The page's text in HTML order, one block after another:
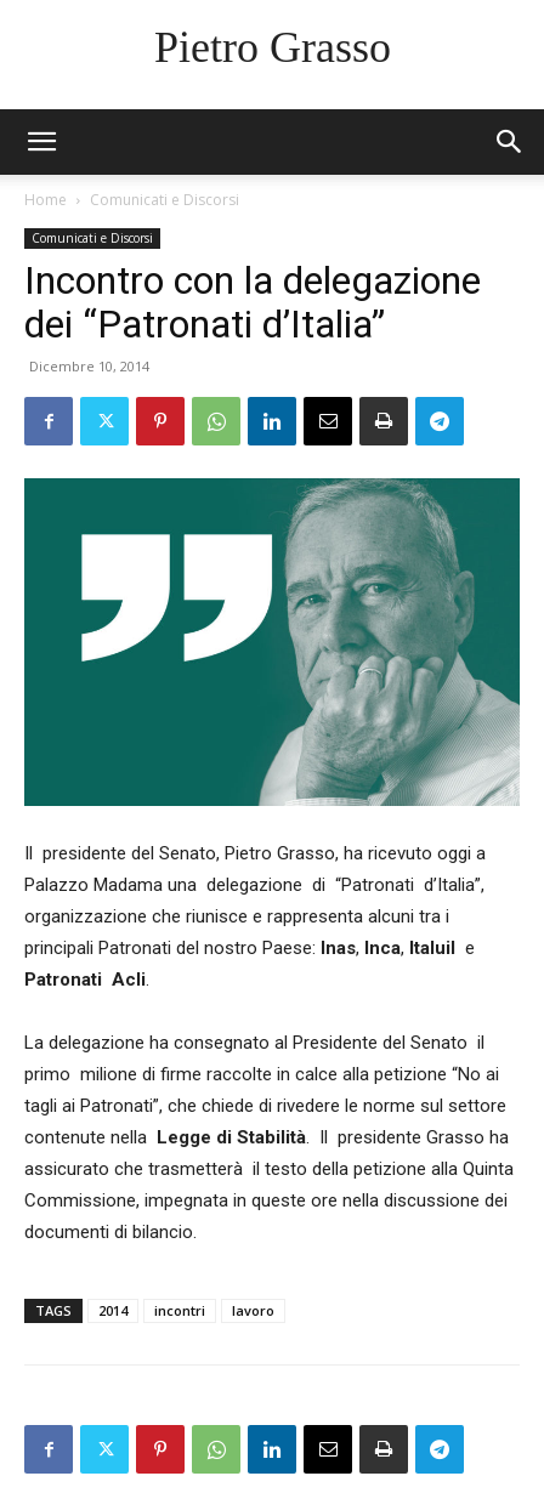
Pietro Grasso
Home Comunicati e Discorsi
Comunicati e Discorsi
Incontro con la delegazione
dei “Patronati d’Italia”
Dicembre 10, 2014
Il presidente del Senato, Pietro Grasso, ha ricevuto oggi a
Palazzo Madama una delegazione di “Patronati d’Italia”,
organizzazione che riunisce e rappresenta alcuni tra i
principali Patronati del nostro Paese: Inas, Inca, Italuil
e
Patronati Acli.
La delegazione ha consegnato al Presidente del Senato il
primo milione di firme raccolte in calce alla petizione “No ai
tagli ai Patronati”, che chiede di rivedere le norme sul settore
contenute nella
Legge di Stabilità. Il presidente Grasso ha
assicurato che trasmetterà il testo della petizione alla Quinta
Commissione, impegnata in queste ore nella discussione dei
documenti di bilancio.
TAGS 2014 incontri lavoro